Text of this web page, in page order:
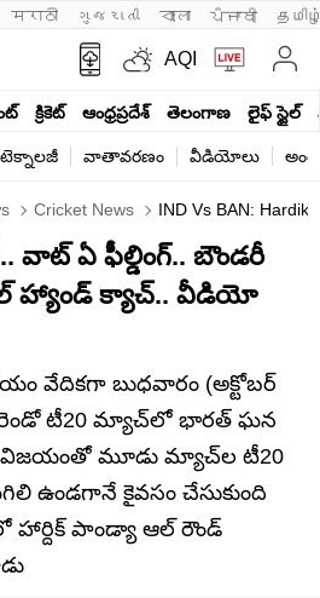
मराठी ગુજરાતી বাংলা ਪੰਜਾਬੀ
AQI
క్రికెట్ ఆంధ్రప్రదేశ్ తెలంగాణ లైఫ్ స్టైల్
టెక్నాలజీ వాతావరణం వీడియోలు
Cricket News IND Vs BAN: Hardik
వాట్ ఏ ఫీల్డింగ్.. బౌండరీ
హ్యాండ్‌ క్యాచ్‌.. వీడియో
వేదికగా బుధవారం (అక్టోబర్
రెండో టీ20 మ్యాచ్‌లో భారత్ ఘన
మూడు మ్యాచ్‌ల టీ20
ఉండగానే కైవసం చేసుకుంది
పాండ్యా ఆల్ రౌండ్